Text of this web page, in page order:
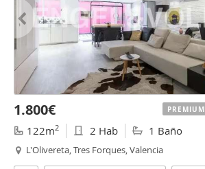
1.800€
122m2 2 Hab 1 Baño
L'Olivereta, Tres Forques, Valencia
PREMIUM